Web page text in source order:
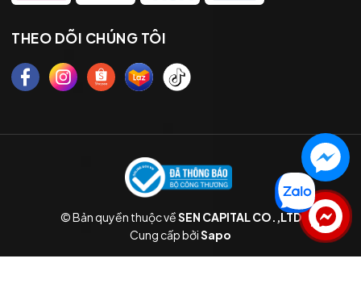
THEO DÕI CHÚNG TÔI
© Bản quyền thuộc vềSEN CAPITAL CO.,LTD
Cung cấp bởiSapo
Liên hệ